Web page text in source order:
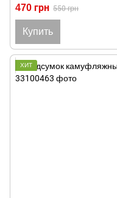
470 грн 550 грн
Купить
ХИТ